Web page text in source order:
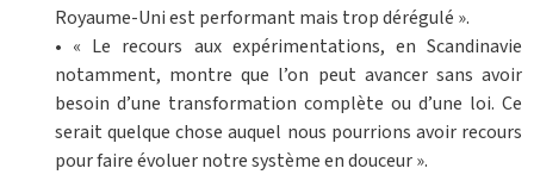
Royaume-Uni est performant mais trop dérégulé ».
• « Le recours aux expérimentations, en Scandinavie
notamment, montre que l’on peut avancer sans avoir
besoin d’une transformation complète ou d’une loi. Ce
serait quelque chose auquel nous pourrions avoir recours
pour faire évoluer notre système en douceur ».